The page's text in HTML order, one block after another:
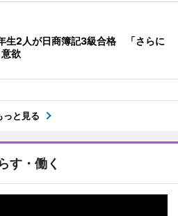
生2人が日商簿記3級合格 「さらに
意欲
っと見る
す・働く